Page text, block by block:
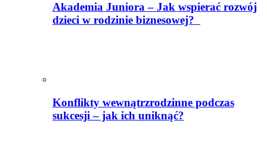
Akademia Juniora – Jak wspierać rozwój
dzieci w rodzinie biznesowej?
Konflikty wewnątrzrodzinne podczas
sukcesji – jak ich uniknąć?